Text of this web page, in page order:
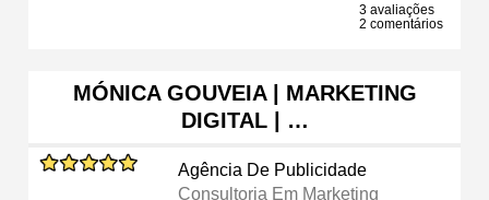
3 avaliações
2 comentários
MÓNICA GOUVEIA | MARKETING
DIGITAL | …
Agência De Publicidade
Consultoria Em Marketing